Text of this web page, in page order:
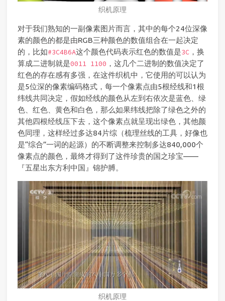
织机原理
对于我们熟知的一副像素图片而言，其中的每个24位深像
素的颜色的都是由RGB三种颜色的数值组合在一起决定
的，比如#3C4B6A这个颜色代码表示红色的数值是3C ，换
算成二进制就是0011 1100 ，这几个二进制的数值决定了
红色的存在感有多强，在这件织机中，它使用的可以认为
是5位深的像素编码格式，每一个像素点由5根经线和1根
纬线共同决定，假如经线的颜色从左到右依次是蓝色、绿
色、红色、黄色和白色，那么如果纬线把除了绿色之外的
其他四根经线压下去，这个像素点就呈现出绿色，其他颜
色同理，这样经过多达84片综（梳理丝线的工具，好像也
是“综合”一词的起源）的不断调整来控制多达840,000个
像素点的颜色，最终才得到了这件珍贵的国之珍宝——
『五星出东方利中国』锦护膊。
织机原理